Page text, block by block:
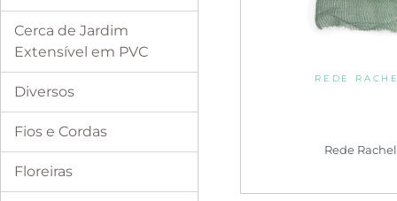
Cerca de Jardim
Extensível em PVC
Diversos
Fios e Cordas
Floreiras
REDE
Rede Rachel